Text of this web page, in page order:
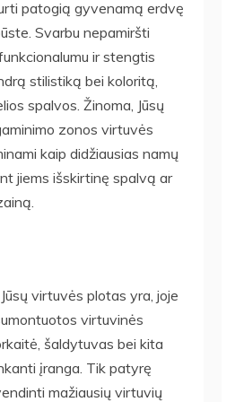
patogią gyvenamą erdvę
Svarbu nepamiršti
ir stengtis
stilistiką bei koloritą,
spalvos. Žinoma, Jūsų
zonos virtuvės
kaip didžiausias namų
jiems išskirtinę spalvą ar
virtuvės plotas yra, joje
virtuvinės
šaldytuvas bei kita
įranga. Tik patyrę
mažiausių virtuvių